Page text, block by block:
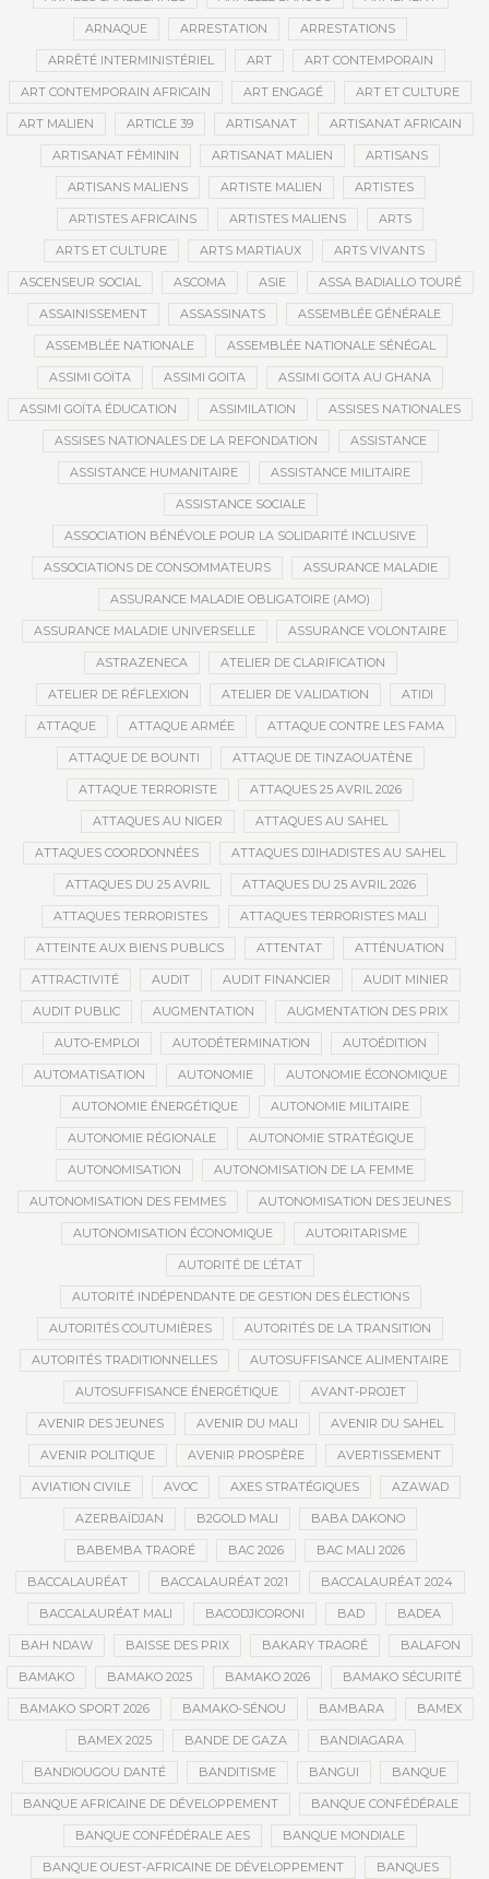
ARNAQUE ARRESTATION ARRESTATIONS
ARRÊTÉ INTERMINISTÉRIEL ART ART CONTEMPORAIN
ART CONTEMPORAIN AFRICAIN ART ENGAGÉ ART ET CULTURE
ART MALIEN ARTICLE 39 ARTISANAT ARTISANAT AFRICAIN
ARTISANAT FÉMININ ARTISANAT MALIEN ARTISANS
ARTISANS MALIENS ARTISTE MALIEN ARTISTES
ARTISTES AFRICAINS ARTISTES MALIENS ARTS
ARTS ET CULTURE ARTS MARTIAUX ARTS VIVANTS
ASCENSEUR SOCIAL ASCOMA ASIE ASSA BADIALLO TOURÉ
ASSAINISSEMENT ASSASSINATS ASSEMBLÉE GÉNÉRALE
ASSEMBLÉE NATIONALE ASSEMBLÉE NATIONALE SÉNÉGAL
ASSIMI GOÏTA ASSIMI GOITA ASSIMI GOITA AU GHANA
ASSIMI GOÏTA ÉDUCATION ASSIMILATION ASSISES NATIONALES
ASSISES NATIONALES DE LA REFONDATION ASSISTANCE
ASSISTANCE HUMANITAIRE ASSISTANCE MILITAIRE
ASSISTANCE SOCIALE
ASSOCIATION BÉNÉVOLE POUR LA SOLIDARITÉ INCLUSIVE
ASSOCIATIONS DE CONSOMMATEURS ASSURANCE MALADIE
ASSURANCE MALADIE OBLIGATOIRE (AMO)
ASSURANCE MALADIE UNIVERSELLE ASSURANCE VOLONTAIRE
ASTRAZENECA ATELIER DE CLARIFICATION
ATELIER DE RÉFLEXION ATELIER DE VALIDATION ATIDI
ATTAQUE ATTAQUE ARMÉE ATTAQUE CONTRE LES FAMA
ATTAQUE DE BOUNTI ATTAQUE DE TINZAOUATÈNE
ATTAQUE TERRORISTE ATTAQUES 25 AVRIL 2026
ATTAQUES AU NIGER ATTAQUES AU SAHEL
ATTAQUES COORDONNÉES ATTAQUES DJIHADISTES AU SAHEL
ATTAQUES DU 25 AVRIL ATTAQUES DU 25 AVRIL 2026
ATTAQUES TERRORISTES ATTAQUES TERRORISTES MALI
ATTEINTE AUX BIENS PUBLICS ATTENTAT ATTÉNUATION
ATTRACTIVITÉ AUDIT AUDIT FINANCIER AUDIT MINIER
AUDIT PUBLIC AUGMENTATION AUGMENTATION DES PRIX
AUTO-EMPLOI AUTODÉTERMINATION AUTOÉDITION
AUTOMATISATION AUTONOMIE AUTONOMIE ÉCONOMIQUE
AUTONOMIE ÉNERGÉTIQUE AUTONOMIE MILITAIRE
AUTONOMIE RÉGIONALE AUTONOMIE STRATÉGIQUE
AUTONOMISATION AUTONOMISATION DE LA FEMME
AUTONOMISATION DES FEMMES AUTONOMISATION DES JEUNES
AUTONOMISATION ÉCONOMIQUE AUTORITARISME
AUTORITÉ DE L’ÉTAT
AUTORITÉ INDÉPENDANTE DE GESTION DES ÉLECTIONS
AUTORITÉS COUTUMIÈRES AUTORITÉS DE LA TRANSITION
AUTORITÉS TRADITIONNELLES AUTOSUFFISANCE ALIMENTAIRE
AUTOSUFFISANCE ÉNERGÉTIQUE AVANT-PROJET
AVENIR DES JEUNES AVENIR DU MALI AVENIR DU SAHEL
AVENIR POLITIQUE AVENIR PROSPÈRE AVERTISSEMENT
AVIATION CIVILE AVOC AXES STRATÉGIQUES AZAWAD
AZERBAÏDJAN B2GOLD MALI BABA DAKONO
BABEMBA TRAORÉ BAC 2026 BAC MALI 2026
BACCALAURÉAT BACCALAURÉAT 2021 BACCALAURÉAT 2024
BACCALAURÉAT MALI BACODJICORONI BAD BADEA
BAH NDAW BAISSE DES PRIX BAKARY TRAORÉ BALAFON
BAMAKO BAMAKO 2025 BAMAKO 2026 BAMAKO SÉCURITÉ
BAMAKO SPORT 2026 BAMAKO-SÉNOU BAMBARA BAMEX
BAMEX 2025 BANDE DE GAZA BANDIAGARA
BANDIOUGOU DANTÉ BANDITISME BANGUI BANQUE
BANQUE AFRICAINE DE DÉVELOPPEMENT BANQUE CONFÉDÉRALE
BANQUE CONFÉDÉRALE AES BANQUE MONDIALE
BANQUE OUEST-AFRICAINE DE DÉVELOPPEMENT BANQUES